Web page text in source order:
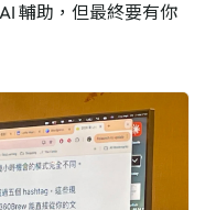
輔助，但最終要有你